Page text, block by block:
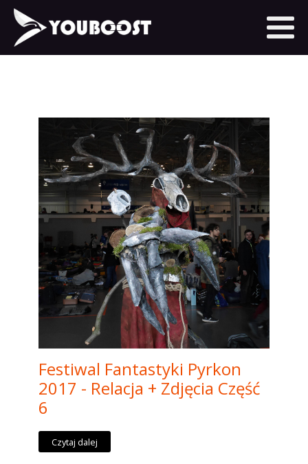
Festiwal Fantastyki Pyrkon
2017 - Relacja + Zdjęcia Część
6
Czytaj dalej